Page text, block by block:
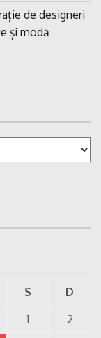
de designeri
și modă
S
D
1
2